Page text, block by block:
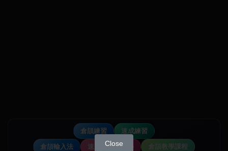
倉頡練習
速成練習
倉頡輸入法
速成輸入法教學
倉頡教學課程
Close